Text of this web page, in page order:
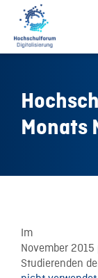
Monats
Im
November
Studierenden